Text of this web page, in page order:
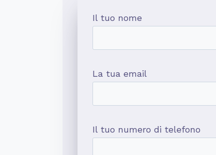
Il tuo nome
La tua email
Il tuo numero di telefono